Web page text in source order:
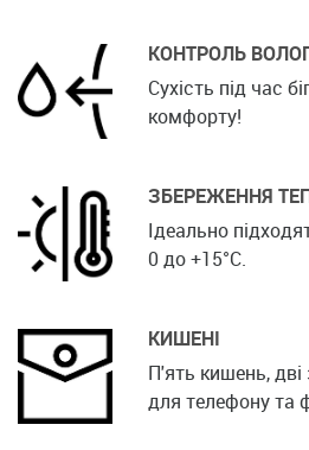
КОНТРОЛЬ
Сухість під час
комфорту!
ЗБЕРЕЖЕННЯ
Ідеально
0 до +15°C.
КИШЕНІ
П'ять кишень, дві
для телефону та